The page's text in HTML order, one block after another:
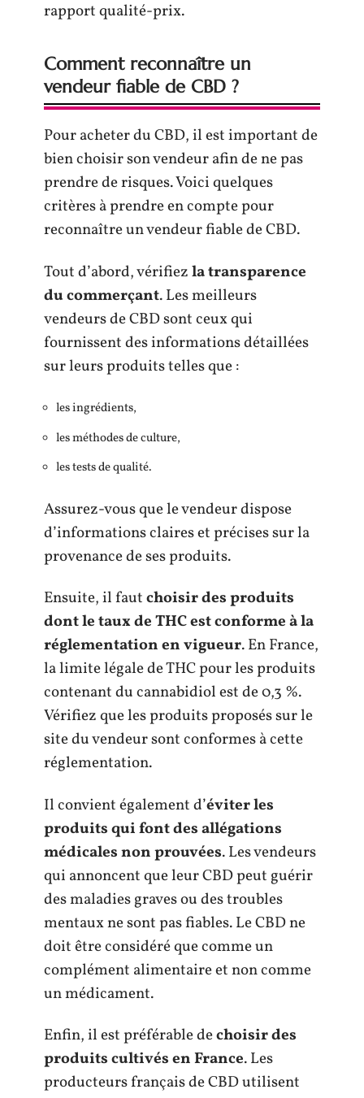
rapport qualité-prix.
Comment reconnaître un
vendeur fiable de CBD ?
Pour acheter du CBD, il est important de
bien choisir son vendeur afin de ne pas
prendre de risques. Voici quelques
critères à prendre en compte pour
reconnaître un vendeur fiable de CBD.
Tout d’abord, vérifiezla transparence
du commerçant. Les meilleurs
vendeurs de CBD sont ceux qui
fournissent des informations détaillées
sur leurs produits telles que :
les ingrédients,
les méthodes de culture,
les tests de qualité.
Assurez-vous que le vendeur dispose
d’informations claires et précises sur la
provenance de ses produits.
Ensuite, il fautchoisir des produits
dont le taux de THC est conforme à la
réglementation en vigueur. En France,
la limite légale de THC pour les produits
contenant du cannabidiol est de 0,3 %.
Vérifiez que les produits proposés sur le
site du vendeur sont conformes à cette
réglementation.
Il convient également d’éviter les
produits qui font des allégations
médicales non prouvées. Les vendeurs
qui annoncent que leur CBD peut guérir
des maladies graves ou des troubles
mentaux ne sont pas fiables. Le CBD ne
doit être considéré que comme un
complément alimentaire et non comme
un médicament.
Enfin, il est préférable dechoisir des
produits cultivés en France. Les
producteurs français de CBD utilisent